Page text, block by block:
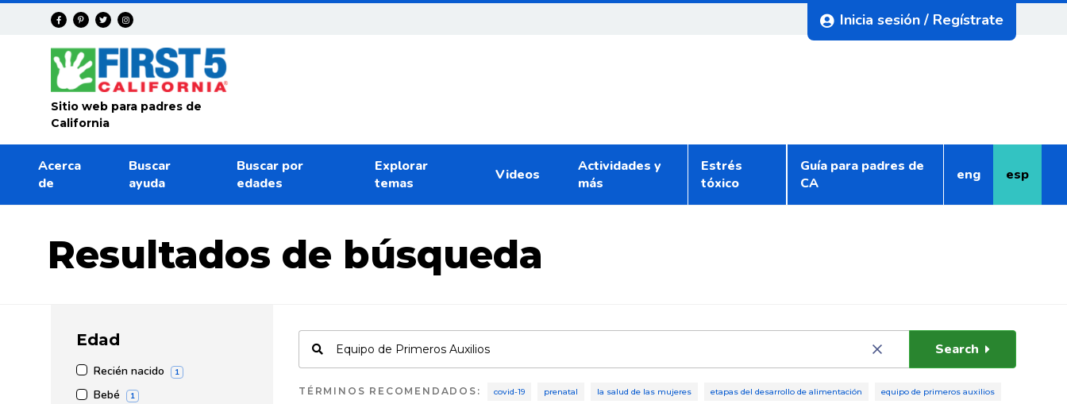
Avanza
Inicia sesión / Regístrate
Sitio web para padres de
California
Acerca
de
Buscar
ayuda
Buscar por
edades
Explorar
temas
Videos
Actividades y
más
Estrés
tóxico
Guía para padres de
CA
eng
Inglés esp
Español
Resultados de búsqueda
Edad
Recién nacido 1
Bebé 1
Search
TÉRMINOS RECOMENDADOS : covid-19 prenatal la salud de las mujeres etapas del desarrollo de alimentación equipo de primeros auxilios